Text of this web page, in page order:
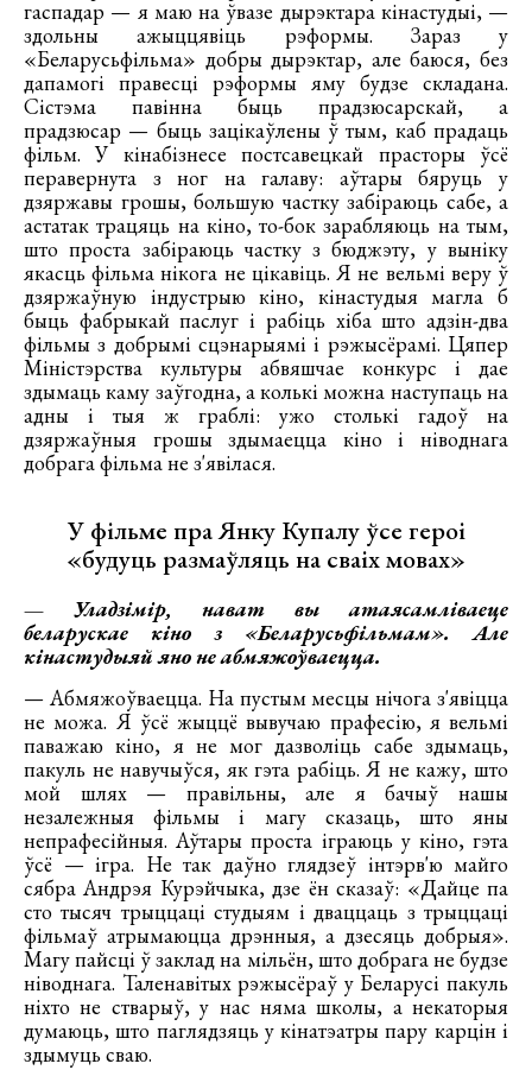
гаспадар — я маю на ўвазе дырэктара кінастудыі, —
здольны ажыццявіць рэформы. Зараз у
«Беларусьфільма» добры дырэктар, але баюся, без
дапамогі правесці рэформы яму будзе складана.
Сістэма павінна быць прадзюсарскай, а
прадзюсар — быць зацікаўлены ў тым, каб прадаць
фільм. У кінабізнесе постсавецкай прасторы ўсё
перавернута з ног на галаву: аўтары бяруць у
дзяржавы грошы, большую частку забіраюць сабе, а
астатак трацяць на кіно, то-бок зарабляюць на тым,
што проста забіраюць частку з бюджэту, у выніку
якасць фільма нікога не цікавіць. Я не вельмі веру ў
дзяржаўную індустрыю кіно, кінастудыя магла б
быць фабрыкай паслуг і рабіць хіба што адзін-два
фільмы з добрымі сцэнарыямі і рэжысёрамі. Цяпер
Міністэрства культуры абвяшчае конкурс і дае
здымаць каму заўгодна, а колькі можна наступаць на
адны і тыя ж граблі: ужо столькі гадоў на
дзяржаўныя грошы здымаецца кіно і ніводнага
добрага фільма не з'явілася.
У фільме пра Янку Купалу ўсе героі
«будуць размаўляць на сваіх мовах»
— Уладзімір, нават вы атаясамліваеце
беларускае кіно з «Беларусьфільмам». Але
кінастудыяй яно не абмяжоўваецца.
— Абмяжоўваецца. На пустым месцы нічога з'явіцца
не можа. Я ўсё жыццё вывучаю прафесію, я вельмі
паважаю кіно, я не мог дазволіць сабе здымаць,
пакуль не навучыўся, як гэта рабіць. Я не кажу, што
мой шлях — правільны, але я бачыў нашы
незалежныя фільмы і магу сказаць, што яны
непрафесійныя. Аўтары проста іграюць у кіно, гэта
ўсё — ігра. Не так даўно глядзеў інтэрв'ю майго
сябра Андрэя Курэйчыка, дзе ён сказаў: «Дайце па
сто тысяч трыццаці студыям і дваццаць з трыццаці
фільмаў атрымаюцца дрэнныя, а дзесяць добрыя».
Магу пайсці ў заклад на мільён, што добрага не будзе
ніводнага. Таленавітых рэжысёраў у Беларусі пакуль
ніхто не стварыў, у нас няма школы, а некаторыя
думаюць, што паглядзяць у кінатэатры пару карцін і
здымуць сваю.